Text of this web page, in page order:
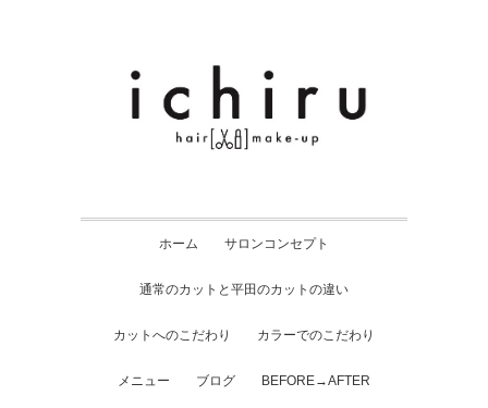
ホーム サロンコンセプト
通常のカットと平田のカットの違い
カットへのこだわり カラーでのこだわり
メニュー ブログ BEFORE→AFTER